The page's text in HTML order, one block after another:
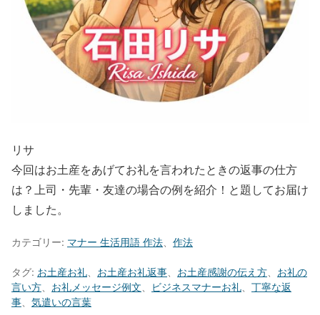
リサ
今回はお土産をあげてお礼を言われたときの返事の仕方
は？上司・先輩・友達の場合の例を紹介！と題してお届け
しました。
カテゴリー: マナー 生活用語 作法 作法
タグ: お土産お礼 お土産お礼返事 お土産感謝の伝え方
お礼の
言い方
お礼メッセージ例文 ビジネスマナーお礼
丁寧な返
事
気遣いの言葉